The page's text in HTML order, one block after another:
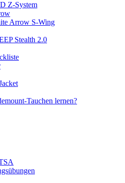
Z-System
Arrow S-Wing
Stealth 2.0
Tauchen lernen?